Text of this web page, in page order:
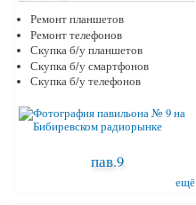
Ремонт планшетов
Ремонт телефонов
Скупка б/у планшетов
Скупка б/у смартфонов
Скупка б/у телефонов
пав.9
ещё